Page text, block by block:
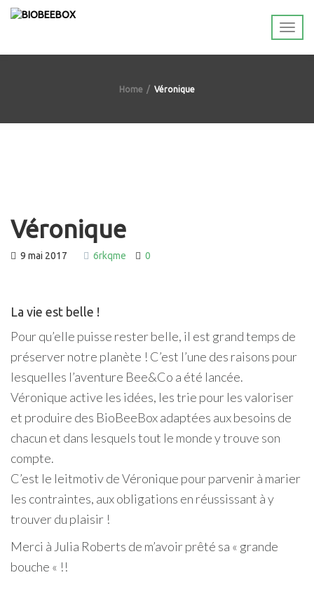
Home Véronique
Véronique
9 mai 2017 6rkqme 0
La vie est belle !
Pour qu’elle puisse rester belle, il est grand temps de
préserver notre planète ! C’est l’une des raisons pour
lesquelles l’aventure Bee&Co a été lancée.
Véronique active les idées, les trie pour les valoriser
et produire des BioBeeBox adaptées aux besoins de
chacun et dans lesquels tout le monde y trouve son
compte.
C’est le leitmotiv de Véronique pour parvenir à marier
les contraintes, aux obligations en réussissant à y
trouver du plaisir !
Merci à Julia Roberts de m’avoir prêté sa « grande
bouche « !!